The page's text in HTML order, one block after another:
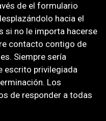
de el formulario
hacia el
si no le importa hacerse
contacto contigo de
Siempre serí­a
escrito privilegiada
Los
de responder a todas